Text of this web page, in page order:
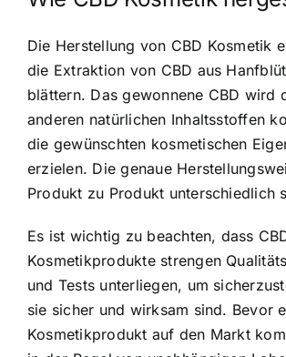
Die Herstellung von CBD Kosmetik
die Extraktion von CBD aus
blättern. Das gewonnene CBD wird
anderen natürlichen Inhaltsstoffen
die gewünschten kosmetischen
erzielen. Die genaue
Produkt zu Produkt unterschiedlich
Es ist wichtig zu beachten, dass
Kosmetikprodukte strengen
und Tests unterliegen, um
sie sicher und wirksam sind. Bevor
Kosmetikprodukt auf den Markt